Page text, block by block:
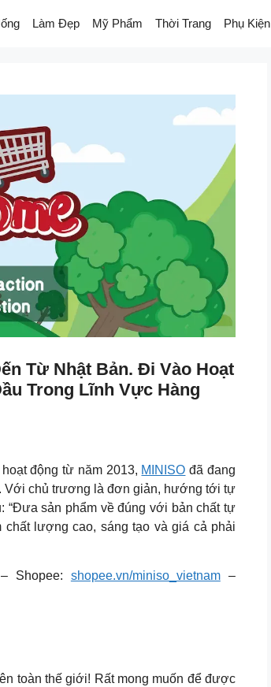
Làm Đẹp Mỹ Phẩm Thời Trang Phụ Kiện
Từ Nhật Bản. Đi Vào Hoạt
Trong Lĩnh Vực Hàng
động từ năm 2013, MINISO đã đang
Với chủ trương là đơn giản, hướng tới tự
“Đưa sản phẩm về đúng với bản chất tự
lượng cao, sáng tạo và giá cả phải
Shopee: shopee.vn/miniso_vietnam–
toàn thế giới! Rất mong muốn để được